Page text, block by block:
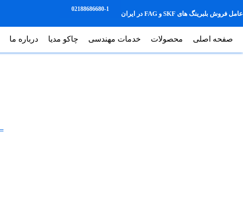
عامل فروش بلبرینگ های SKF و FAG در ایران
02188686680-1
صفحه اصلی محصولات خدمات مهندسی چاکو مدیا درباره ما